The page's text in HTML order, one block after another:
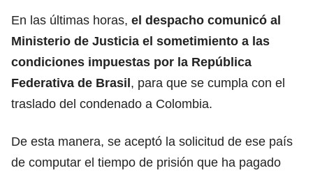
En las últimas horas, el despacho comunicó al
Ministerio de Justicia el sometimiento a las
condiciones impuestas por la República
Federativa de Brasil, para que se cumpla con el
traslado del condenado a Colombia.
De esta manera, se aceptó la solicitud de ese país
de computar el tiempo de prisión que ha pagado